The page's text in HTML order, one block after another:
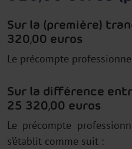
Sur la (première)
320,00 euros
Le précompte
Sur la différence
25 320,00 euros
Le précompte
s’établit comme suit :